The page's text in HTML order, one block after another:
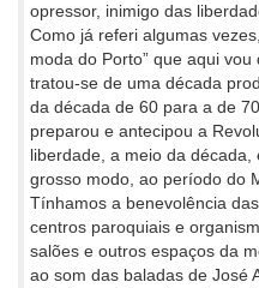
opressor, inimigo das
Como já referi algumas
moda do Porto” que aqui
tratou-se de uma década
da década de 60 para a de
preparou e antecipou a
liberdade, a meio da
grosso modo, ao período do
Tínhamos a benevolência
centros paroquiais e
salões e outros espaços da
ao som das baladas de José